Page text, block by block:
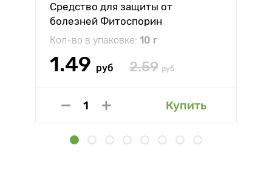
Средство для защиты от
болезней Фитоспорин
Кол-во в упаковке: 10 г
1.49 руб 2.59 руб
Купить